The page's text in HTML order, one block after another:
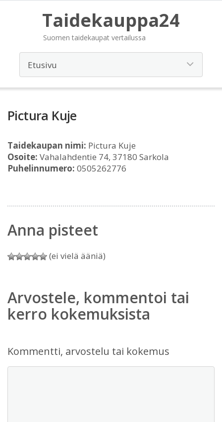
Taidekauppa24
Suomen taidekaupat vertailussa
Pictura Kuje
Taidekaupan nimi: Pictura Kuje
Osoite: Vahalahdentie 74, 37180 Sarkola
Puhelinnumero: 0505262776
Anna pisteet
(ei vielä ääniä)
Arvostele, kommentoi tai
kerro kokemuksista
Kommentti, arvostelu tai kokemus